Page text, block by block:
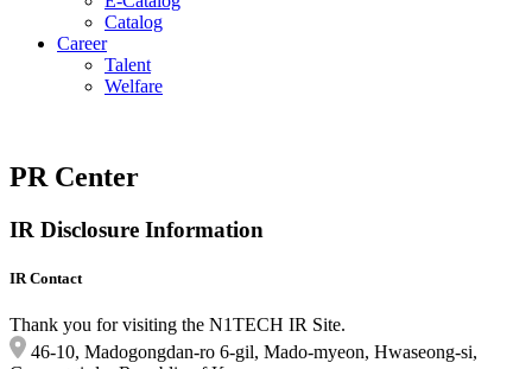
Catalog
Career
Talent
Welfare
PR Center
IR Disclosure Information
IR Contact
Thank you for visiting the N1TECH IR Site.
46-10, Madogongdan-ro 6-gil, Mado-myeon, Hwaseong-si,